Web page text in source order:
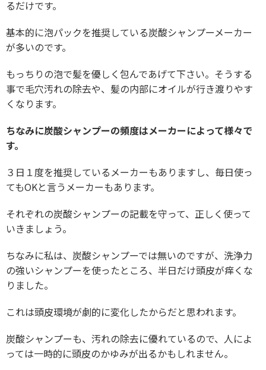
るだけです。
基本的に泡パックを推奨している炭酸シャンプーメーカー
が多いのです。
もっちりの泡で髪を優しく包んであげて下さい。そうする
事で毛穴汚れの除去や、髪の内部にオイルが行き渡りやす
くなります。
ちなみに炭酸シャンプーの頻度はメーカーによって様々で
す。
３日１度を推奨しているメーカーもありますし、毎日使っ
てもOKと言うメーカーもあります。
それぞれの炭酸シャンプーの記載を守って、正しく使って
いきましょう。
ちなみに私は、炭酸シャンプーでは無いのですが、洗浄力
の強いシャンプーを使ったところ、半日だけ頭皮が痒くな
りました。
これは頭皮環境が劇的に変化したからだと思われます。
炭酸シャンプーも、汚れの除去に優れているので、人によ
っては一時的に頭皮のかゆみが出るかもしれません。